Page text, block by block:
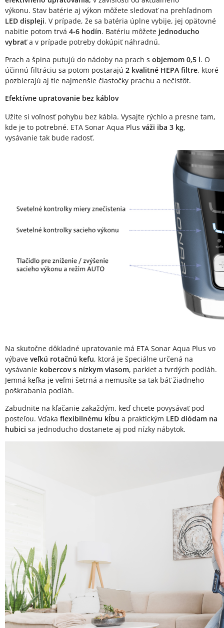
výkonu. Stav batérie aj výkon môžete sledovať na prehľadnom
LED displeji. V prípade, že sa batéria úplne vybije, jej opätovné
nabitie potom trvá 4-6 hodín. Batériu môžete jednoducho
vybraťa v prípade potreby dokúpiť náhradnú.
Prach a špina putujú do nádoby na prach s objemom 0,5 l. O
účinnú filtráciu sa potom postarajú 2 kvalitné HEPA filtre, ktoré
pozbierajú aj tie najmenšie čiastočky prachu a nečistôt.
Efektívne upratovanie bez káblov
Užite si voľnosť pohybu bez kábla. Vysajte rýchlo a presne tam,
kde je to potrebné. ETA Sonar Aqua Plus váži iba 3 kg,
vysávanie tak bude radosť.
Na skutočne dôkladné upratovanie má ETA Sonar Aqua Plus vo
výbave veľkú rotačnú kefu, ktorá je špeciálne určená na
vysávanie kobercov s nízkym vlasom, parkiet a tvrdých podláh.
Jemná kefka je veľmi šetrná a nemusíte sa tak báť žiadneho
poškrabania podláh.
Zabudnite na kľačanie zakaždým, keď chcete povysávať pod
posteľou. Vďaka flexibilnému kĺbu a praktickým LED diódam na
hubici sa jednoducho dostanete aj pod nízky nábytok.